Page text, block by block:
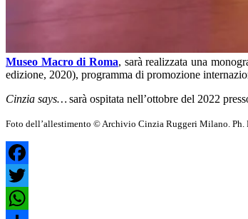
Museo Macro di Roma, sarà realizzata una
edizione, 2020), programma di promozione
Cinzia says… sarà ospitata nell’ottobre del 2022
Foto dell’allestimento © Archivio Cinzia Ruggeri Milano. Ph.
Facebook
Twitter